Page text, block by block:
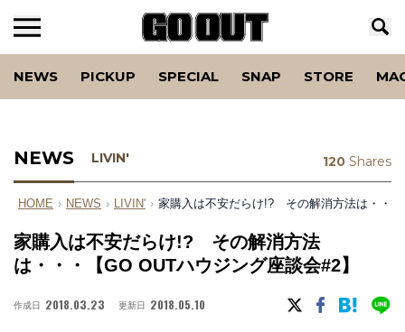
NEWS PICKUP SPECIAL SNAP STORE
NEWS LIVIN'
HOME › NEWS › LIVIN' › 家購入は不安だらけ!? その解消方法は・・
家購入は不安だらけ!? その解消方法
は・・・【GO OUTハウジング座談会#2】
作成日 2018.03.23 更新日 2018.05.10
120 Shares